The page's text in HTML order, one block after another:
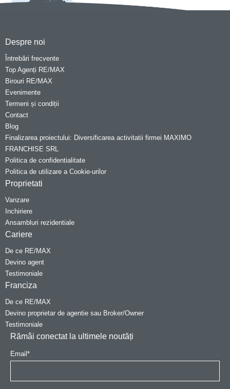
Despre noi
Întrebări frecvente
Top Agenți RE/MAX
Birouri RE/MAX
Evenimente
Termeni și condiții
Contact
Blog
Finalizarea proiectului: Diversificarea activitatii firmei MAXIMO
FRANCHISE SRL
Politica de confidentialitate
Politica de utilizare a Cookie-urilor
Proprietati
Vanzare
Inchiriere
Ansambluri rezidentiale
Cariere
De ce RE/MAX
Devino agent
Testimoniale
Franciza
De ce RE/MAX
Devino proprietar de agentie sau Broker/Owner
Testimoniale
Rămâi conectat la ultimele noutăți
Email *